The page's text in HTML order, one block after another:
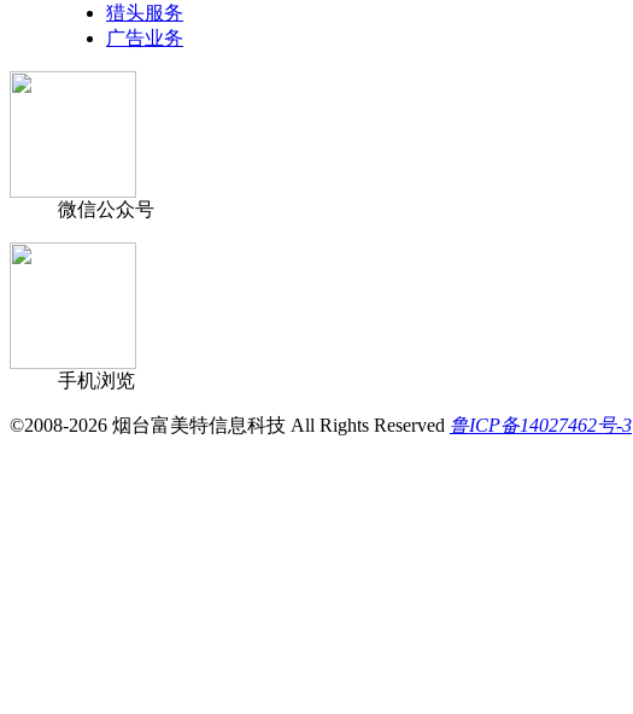
猎头服务
广告业务
微信公众号
手机浏览
©2008-2026 烟台富美特信息科技 All Rights Reserved 鲁ICP备14027462号-3